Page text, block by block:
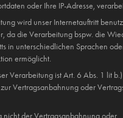
oder Ihre IP-Adresse,
wird unser Internetauftritt
da die Verarbeitung bspw. die
in unterschiedlichen Sprachen
ermöglicht.
Verarbeitung ist Art. 6 Abs. 1 lit
Vertragsanbahnung oder
nicht der Vertragsanbahnung oder